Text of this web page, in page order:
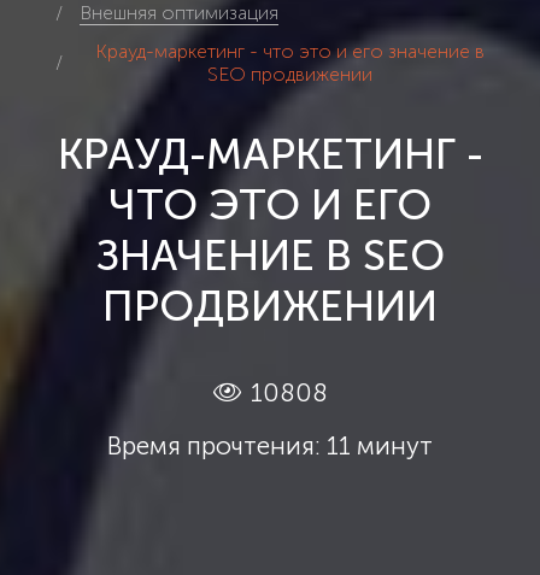
Внешняя оптимизация
Крауд-маркетинг - что это и его значение в
SEO продвижении
КРАУД-МАРКЕТИНГ -
ЧТО ЭТО И ЕГО
ЗНАЧЕНИЕ В SEO
ПРОДВИЖЕНИИ
10808
Время прочтения: 11 минут